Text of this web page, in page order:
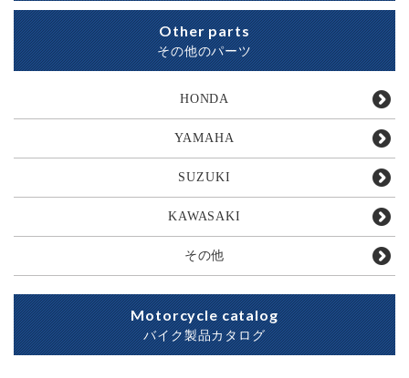
Other parts
その他のパーツ
HONDA
YAMAHA
SUZUKI
KAWASAKI
その他
Motorcycle catalog
バイク製品カタログ